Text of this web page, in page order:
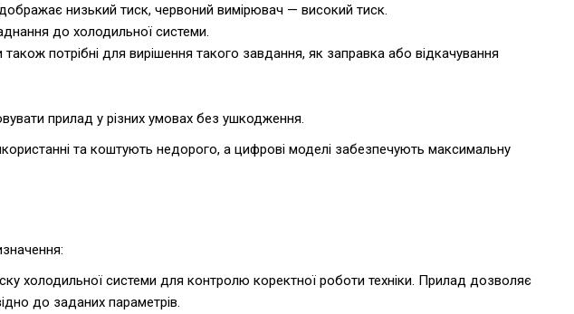
низький тиск, червоний вимірювач — високий тиск.
до холодильної системи.
потрібні для вирішення такого завдання, як заправка або відкачування
прилад у різних умовах без ушкодження.
та коштують недорого, а цифрові моделі забезпечують максимальну
холодильної системи для контролю коректної роботи техніки. Прилад дозволяє
до заданих параметрів.